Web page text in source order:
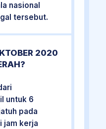
nasional
tersebut.
2020
untuk 6
pada
jam kerja